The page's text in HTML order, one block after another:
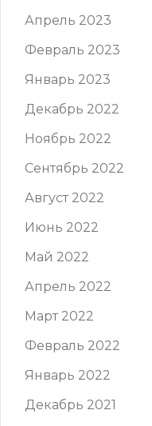
Апрель 2023
Февраль 2023
Январь 2023
Декабрь 2022
Ноябрь 2022
Сентябрь 2022
Август 2022
Июнь 2022
Май 2022
Апрель 2022
Март 2022
Февраль 2022
Январь 2022
Декабрь 2021